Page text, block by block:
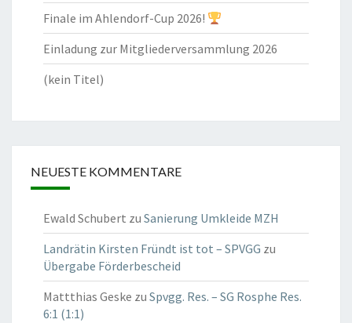
Finale im Ahlendorf-Cup 2026!
Einladung zur Mitgliederversammlung 2026
(kein Titel)
NEUESTE KOMMENTARE
Ewald Schubert zu Sanierung Umkleide MZH
Landrätin Kirsten Fründt ist tot – SPVGG zu
Übergabe Förderbescheid
Mattthias Geske zu Spvgg. Res. – SG Rosphe Res.
6:1 (1:1)